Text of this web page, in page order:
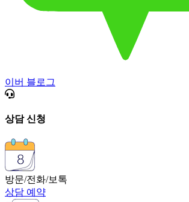
이버 블로그
상담 신청
방문/전화/보톡
상담 예약